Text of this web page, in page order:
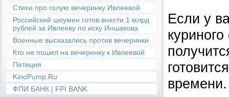
Стихи про голую вечеринку Ивлеевой
Российский шоумен готов внести 1 млрд
рублей за Ивлееву по иску Иншакова
Военные высказались против вечеринки
Кто не пошел на вечеринку к Ивлеевой
Петиция
KinoPump.Ru
ФПИ БАНК | FPI BANK
Если у
времени.